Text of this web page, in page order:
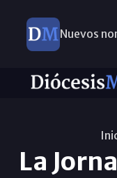
Nuevos
La